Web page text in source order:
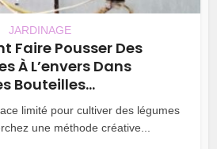
JARDINAGE
Faire Pousser Des
À L’envers Dans
Bouteilles...
limité pour cultiver des légumes
une méthode créative...